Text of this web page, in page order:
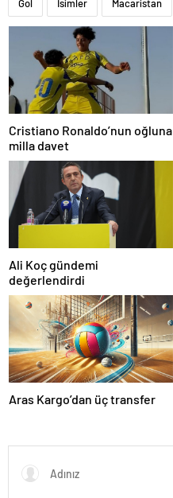
Gol İsimler Macaristan
Cristiano Ronaldo’nun oğluna
milla davet
Ali Koç gündemi
değerlendirdi
Aras Kargo’dan üç transfer